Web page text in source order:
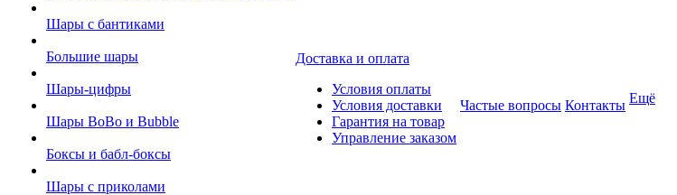
Шары с бантиками
Большие шары
Шары-цифры
Шары BoBo и Bubble
Боксы и бабл-боксы
Шары с приколами
Доставка и оплата
Условия оплаты
Условия доставки
Гарантия на товар
Управление заказом
Частые вопросы Контакты Ещё